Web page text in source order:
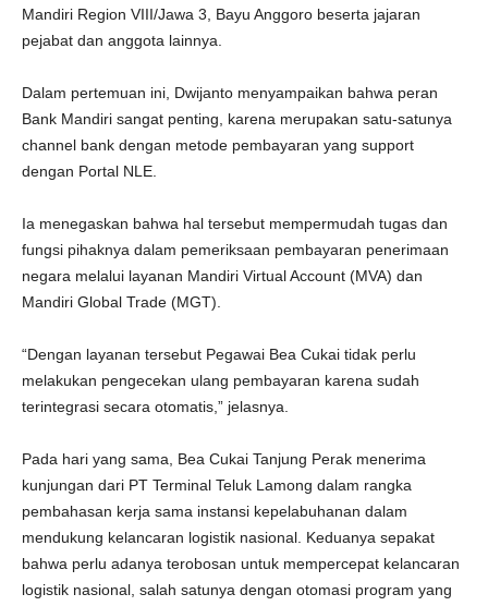
Mandiri Region VIII/Jawa 3, Bayu Anggoro beserta jajaran
pejabat dan anggota lainnya.
Dalam pertemuan ini, Dwijanto menyampaikan bahwa peran
Bank Mandiri sangat penting, karena merupakan satu-satunya
channel bank dengan metode pembayaran yang support
dengan Portal NLE.
Ia menegaskan bahwa hal tersebut mempermudah tugas dan
fungsi pihaknya dalam pemeriksaan pembayaran penerimaan
negara melalui layanan Mandiri Virtual Account (MVA) dan
Mandiri Global Trade (MGT).
“Dengan layanan tersebut Pegawai Bea Cukai tidak perlu
melakukan pengecekan ulang pembayaran karena sudah
terintegrasi secara otomatis,” jelasnya.
Pada hari yang sama, Bea Cukai Tanjung Perak menerima
kunjungan dari PT Terminal Teluk Lamong dalam rangka
pembahasan kerja sama instansi kepelabuhanan dalam
mendukung kelancaran logistik nasional. Keduanya sepakat
bahwa perlu adanya terobosan untuk mempercepat kelancaran
logistik nasional, salah satunya dengan otomasi program yang